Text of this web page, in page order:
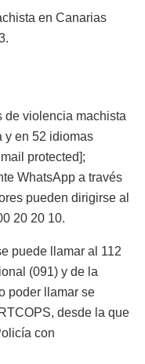
en Canarias
de violencia machista
y en 52 idiomas
protected];
WhatsApp a través
pueden dirigirse al
20 20 10.
puede llamar al 112
(091) y de la
poder llamar se
desde la que
con